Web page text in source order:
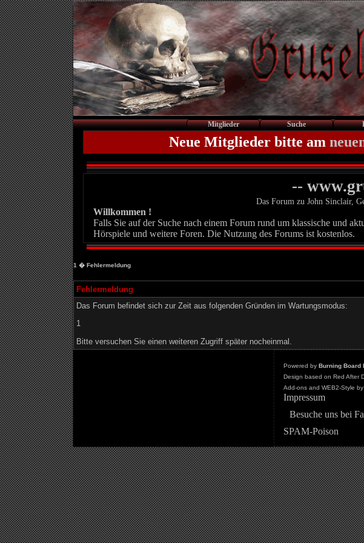
Mitglieder Suche
Neue Mitglieder bitte am
--
Das Forum zu John Sinclair,
Willkommen !
Falls Sie auf der Suche nach einem Forum rund um klassische und
Hörspiele und weitere Foren. Die Nutzung des Forums ist kostenlos.
1 � Fehlermeldung
Fehlermeldung
Das Forum befindet sich zur Zeit aus folgenden Gründen im Wartungsmodus:
1
Bitte versuchen Sie einen weiteren Zugriff später nocheinmal.
Powered by Burning Board
Design based on Red After
Add-ons and WEB2-Style
Impressum
Besuche uns bei
SPAM-Poison